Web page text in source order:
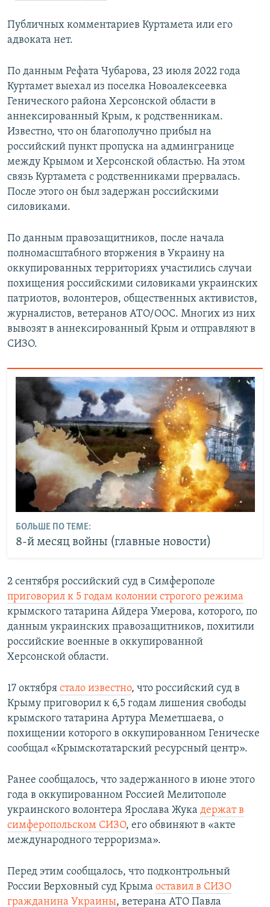
Публичных комментариев Куртамета или его
адвоката нет.
По данным Рефата Чубарова, 23 июля 2022 года
Куртамет выехал из поселка Новоалексеевка
Генического района Херсонской области в
аннексированный Крым, к родственникам.
Известно, что он благополучно прибыл на
российский пункт пропуска на админгранице
между Крымом и Херсонской областью. На этом
связь Куртамета с родственниками прервалась.
После этого он был задержан российскими
силовиками.
По данным правозащитников, после начала
полномасштабного вторжения в Украину на
оккупированных территориях участились случаи
похищения российскими силовиками украинских
патриотов, волонтеров, общественных активистов,
журналистов, ветеранов АТО/ООС. Многих из них
вывозят в аннексированный Крым и отправляют в
СИЗО.
БОЛЬШЕ ПО ТЕМЕ:
8-й месяц войны (главные новости)
2 сентября российский суд в Симферополе
приговорил к 5 годам колонии строгого режима
крымского татарина Айдера Умерова, которого, по
данным украинских правозащитников, похитили
российские военные в оккупированной
Херсонской области.
17 октября стало известно, что российский суд в
Крыму приговорил к 6,5 годам лишения свободы
крымского татарина Артура Меметшаева, о
похищении которого в оккупированном Геническе
сообщал «Крымскотатарский ресурсный центр».
Ранее сообщалось, что задержанного в июне этого
года в оккупированном Россией Мелитополе
украинского волонтера Ярослава Жука держат в
симферопольском СИЗО, его обвиняют в «акте
международного терроризма».
Перед этим сообщалось, что подконтрольный
России Верховный суд Крыма оставил в СИЗО
гражданина Украины, ветерана АТО Павла